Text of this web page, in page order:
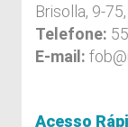
Brisolla, 9-
Telefone:
E-mail:
Acesso